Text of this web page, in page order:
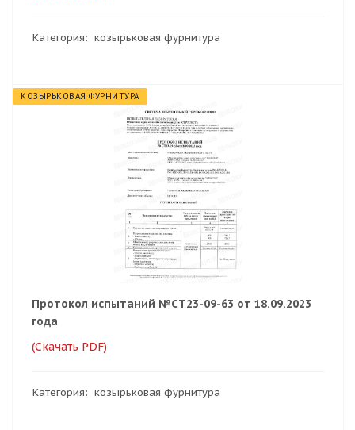
Категория: козырьковая фурнитура
Протокол испытаний №СТ23-09-63 от 18.09.2023
года
КОЗЫРЬКОВАЯ ФУРНИТУРА
(Скачать PDF)
Категория: козырьковая фурнитура